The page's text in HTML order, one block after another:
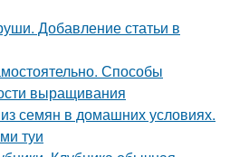
Добавление статьи в
Способы
выращивания
семян в домашних условиях.
туи